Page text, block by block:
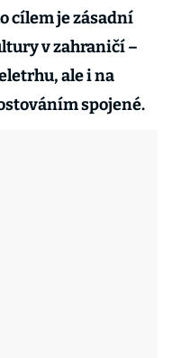
cílem je zásadní
v zahraničí –
ale i na
spojené.